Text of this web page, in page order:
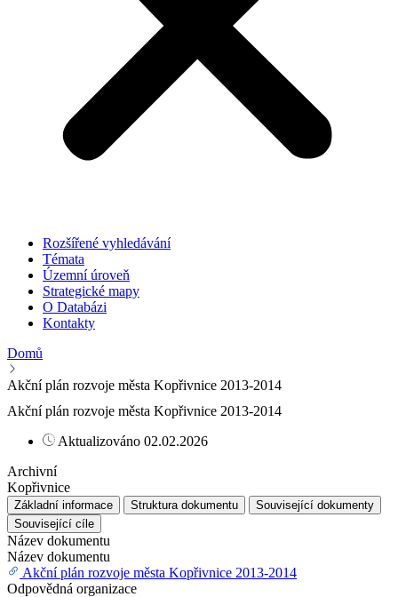
Rozšířené vyhledávání
Témata
Územní úroveň
Strategické mapy
O Databázi
Kontakty
Domů
Akční plán rozvoje města Kopřivnice 2013-2014
Akční plán rozvoje města Kopřivnice 2013-2014
Aktualizováno 02.02.2026
Archivní
Kopřivnice
Základní informace Struktura dokumentu
Související dokumenty
Související cíle
Název dokumentu
Název dokumentu
Akční plán rozvoje města Kopřivnice 2013-2014
Odpovědná organizace